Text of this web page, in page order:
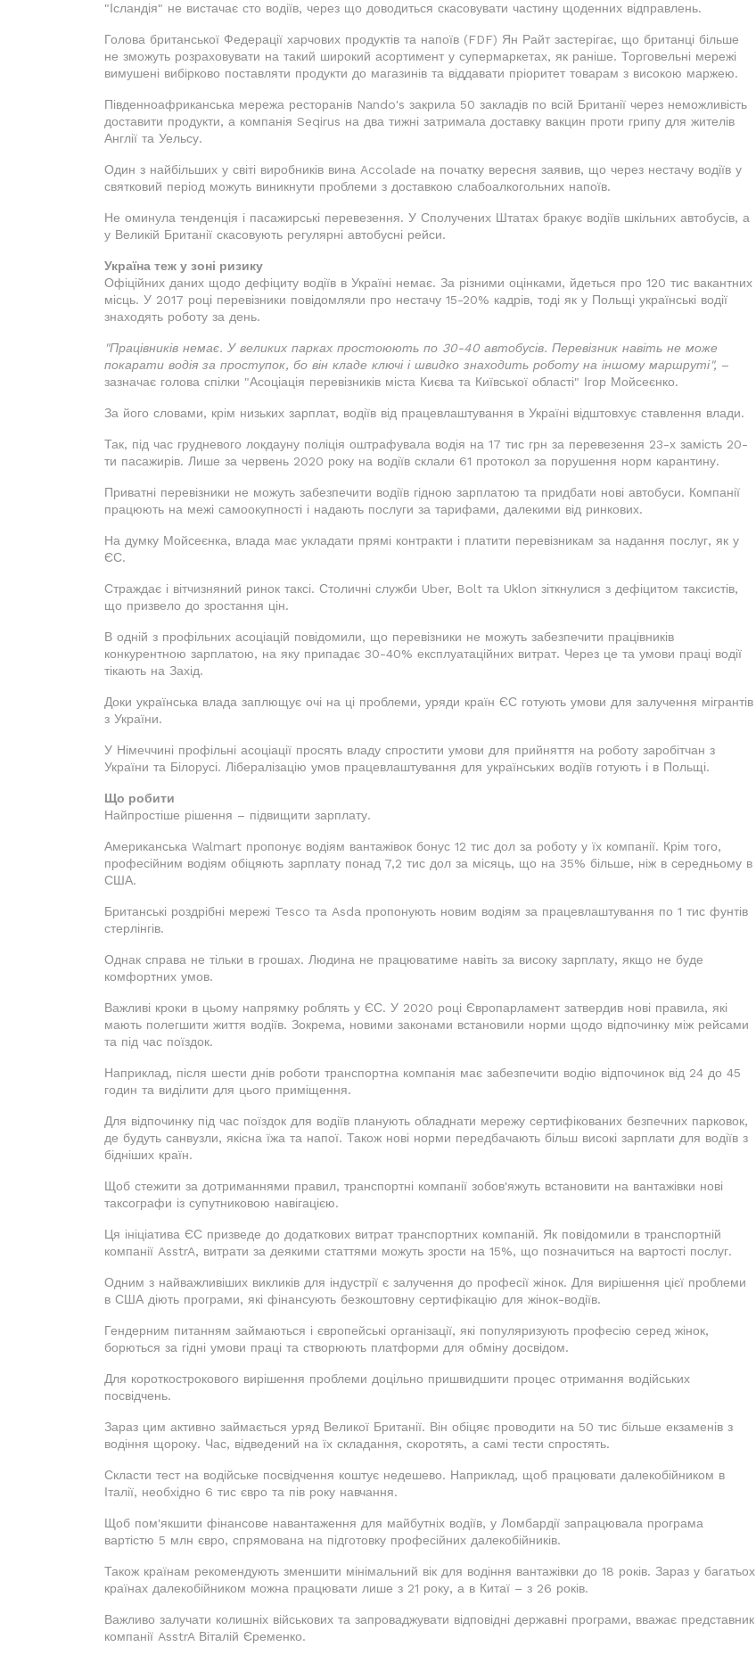
"Ісландія" не вистачає сто водіїв, через що доводиться скасовувати частину щоденних відправлень.
Голова британської Федерації харчових продуктів та напоїв (FDF) Ян Райт застерігає, що британці більше
не зможуть розраховувати на такий широкий асортимент у супермаркетах, як раніше. Торговельні мережі
вимушені вибірково поставляти продукти до магазинів та віддавати пріоритет товарам з високою маржею.
Південноафриканська мережа ресторанів Nando's закрила 50 закладів по всій Британії через неможливість
доставити продукти, а компанія Seqirus на два тижні затримала доставку вакцин проти грипу для жителів
Англії та Уельсу.
Один з найбільших у світі виробників вина Accolade на початку вересня заявив, що через нестачу водіїв у
святковий період можуть виникнути проблеми з доставкою слабоалкогольних напоїв.
Не оминула тенденція і пасажирські перевезення. У Сполучених Штатах бракує водіїв шкільних автобусів, а
у Великій Британії скасовують регулярні автобусні рейси.
Україна теж у зоні ризику
Офіційних даних щодо дефіциту водіїв в Україні немає. За різними оцінками, йдеться про 120 тис вакантних
місць. У 2017 році перевізники повідомляли про нестачу 15-20% кадрів, тоді як у Польщі українські водії
знаходять роботу за день.
"Працівників немає. У великих парках простоюють по 30-40 автобусів. Перевізник навіть не може
покарати водія за проступок, бо він кладе ключі і швидко знаходить роботу на іншому маршруті", –
зазначає голова спілки "Асоціація перевізників міста Києва та Київської області" Ігор Мойсеєнко.
За його словами, крім низьких зарплат, водіїв від працевлаштування в Україні відштовхує ставлення влади.
Так, під час грудневого локдауну поліція оштрафувала водія на 17 тис грн за перевезення 23-х замість 20-
ти пасажирів. Лише за червень 2020 року на водіїв склали 61 протокол за порушення норм карантину.
Приватні перевізники не можуть забезпечити водіїв гідною зарплатою та придбати нові автобуси. Компанії
працюють на межі самоокупності і надають послуги за тарифами, далекими від ринкових.
На думку Мойсеєнка, влада має укладати прямі контракти і платити перевізникам за надання послуг, як у
ЄС.
Страждає і вітчизняний ринок таксі. Столичні служби Uber, Bolt та Uklon зіткнулися з дефіцитом таксистів,
що призвело до зростання цін.
В одній з профільних асоціацій повідомили, що перевізники не можуть забезпечити працівників
конкурентною зарплатою, на яку припадає 30-40% експлуатаційних витрат. Через це та умови праці водії
тікають на Захід.
Доки українська влада заплющує очі на ці проблеми, уряди країн ЄС готують умови для залучення мігрантів
з України.
У Німеччині профільні асоціації просять владу спростити умови для прийняття на роботу заробітчан з
України та Білорусі. Лібералізацію умов працевлаштування для українських водіїв готують і в Польщі.
Що робити
Найпростіше рішення – підвищити зарплату.
Американська Walmart пропонує водіям вантажівок бонус 12 тис дол за роботу у їх компанії. Крім того,
професійним водіям обіцяють зарплату понад 7,2 тис дол за місяць, що на 35% більше, ніж в середньому в
США.
Британські роздрібні мережі Tesco та Asda пропонують новим водіям за працевлаштування по 1 тис фунтів
стерлінгів.
Однак справа не тільки в грошах. Людина не працюватиме навіть за високу зарплату, якщо не буде
комфортних умов.
Важливі кроки в цьому напрямку роблять у ЄС. У 2020 році Європарламент затвердив нові правила, які
мають полегшити життя водіїв. Зокрема, новими законами встановили норми щодо відпочинку між рейсами
та під час поїздок.
Наприклад, після шести днів роботи транспортна компанія має забезпечити водію відпочинок від 24 до 45
годин та виділити для цього приміщення.
Для відпочинку під час поїздок для водіїв планують обладнати мережу сертифікованих безпечних парковок,
де будуть санвузли, якісна їжа та напої. Також нові норми передбачають більш високі зарплати для водіїв з
бідніших країн.
Щоб стежити за дотриманнями правил, транспортні компанії зобов'яжуть встановити на вантажівки нові
таксографи із супутниковою навігацією.
Ця ініціатива ЄС призведе до додаткових витрат транспортних компаній. Як повідомили в транспортній
компанії AsstrA, витрати за деякими статтями можуть зрости на 15%, що позначиться на вартості послуг.
Одним з найважливіших викликів для індустрії є залучення до професії жінок. Для вирішення цієї проблеми
в США діють програми, які фінансують безкоштовну сертифікацію для жінок-водіїв.
Гендерним питанням займаються і європейські організації, які популяризують професію серед жінок,
борються за гідні умови праці та створюють платформи для обміну досвідом.
Для короткострокового вирішення проблеми доцільно пришвидшити процес отримання водійських
посвідчень.
Зараз цим активно займається уряд Великої Британії. Він обіцяє проводити на 50 тис більше екзаменів з
водіння щороку. Час, відведений на їх складання, скоротять, а самі тести спростять.
Скласти тест на водійське посвідчення коштує недешево. Наприклад, щоб працювати далекобійником в
Італії, необхідно 6 тис євро та пів року навчання.
Щоб пом'якшити фінансове навантаження для майбутніх водіїв, у Ломбардії запрацювала програма
вартістю 5 млн євро, спрямована на підготовку професійних далекобійників.
Також країнам рекомендують зменшити мінімальний вік для водіння вантажівки до 18 років. Зараз у багатьох
країнах далекобійником можна працювати лише з 21 року, а в Китаї – з 26 років.
Важливо залучати колишніх військових та запроваджувати відповідні державні програми, вважає представник
компанії AsstrA Віталій Єременко.